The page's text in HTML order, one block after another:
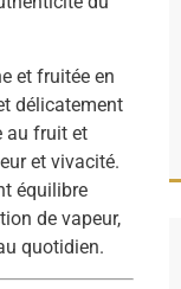
et fruitée en
délicatement
au fruit et
et vivacité.
équilibre
de vapeur,
quotidien.